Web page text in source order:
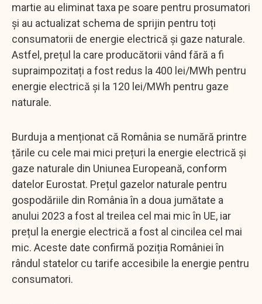
martie au eliminat taxa pe soare pentru prosumatori
și au actualizat schema de sprijin pentru toți
consumatorii de energie electrică și gaze naturale.
Astfel, prețul la care producătorii vând fără a fi
supraimpozitați a fost redus la 400 lei/MWh pentru
energie electrică și la 120 lei/MWh pentru gaze
naturale.
Burduja a menționat că România se numără printre
țările cu cele mai mici prețuri la energie electrică și
gaze naturale din Uniunea Europeană, conform
datelor Eurostat. Prețul gazelor naturale pentru
gospodăriile din România în a doua jumătate a
anului 2023 a fost al treilea cel mai mic în UE, iar
prețul la energie electrică a fost al cincilea cel mai
mic. Aceste date confirmă poziția României în
rândul statelor cu tarife accesibile la energie pentru
consumatori.